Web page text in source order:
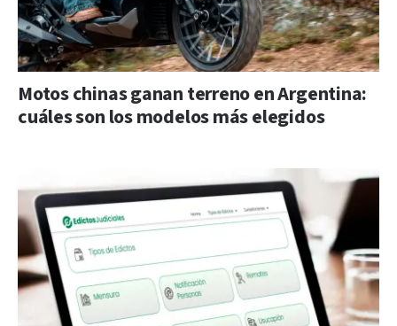
Motos chinas ganan terreno en Argentina:
cuáles son los modelos más elegidos